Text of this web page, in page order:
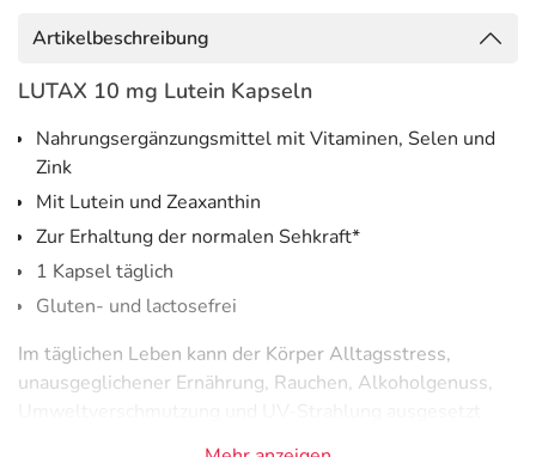
Artikelbeschreibung
LUTAX 10 mg Lutein Kapseln
Nahrungsergänzungsmittel mit Vitaminen, Selen und
Zink
Mit Lutein und Zeaxanthin
Zur Erhaltung der normalen Sehkraft*
1 Kapsel täglich
Gluten- und lactosefrei
Im täglichen Leben kann der Körper Alltagsstress,
unausgeglichener Ernährung, Rauchen, Alkoholgenuss,